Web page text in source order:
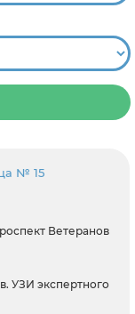
№ 15
Ветеранов
УЗИ экспертного